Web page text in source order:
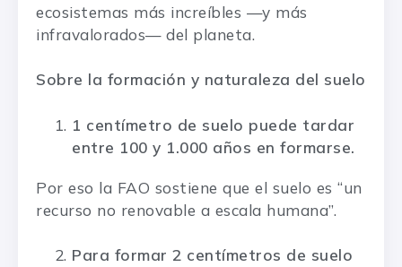
ecosistemas más increíbles —y más
infravalorados— del planeta.
Sobre la formación y naturaleza del suelo
1 centímetro de suelo puede tardar
entre 100 y 1.000 años en formarse.
Por eso la FAO sostiene que el suelo es “un
recurso no renovable a escala humana”.
Para formar 2 centímetros de suelo